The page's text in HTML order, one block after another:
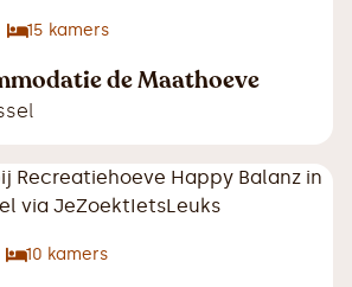
15 kamers
de Maathoeve
10 kamers